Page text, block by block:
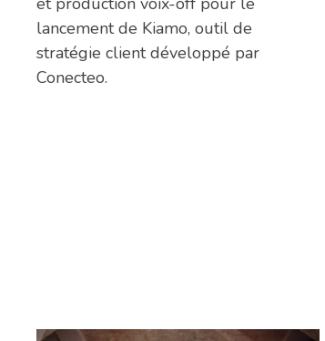
lancement de Kiamo, outil de
stratégie client développé par
Conecteo.